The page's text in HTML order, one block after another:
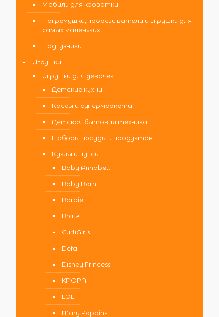
Мобили для кроватки
Погремушки, прорезыватели и игрушки для
самых маленьких
Подгузники
Игрушки
Игрушки для девочек
Детские кухни
Кассы и супермаркеты
Детская бытовая техника
Наборы посуды и продуктов
Куклы и пупсы
Baby Annabell
Baby Born
Barbie
Bratz
CurliGirls
Defa
Disney Princess
KNOPA
LOL
Mary Poppins